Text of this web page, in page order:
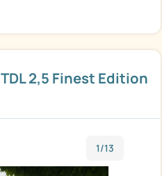
2,5 Finest Edition
1/13